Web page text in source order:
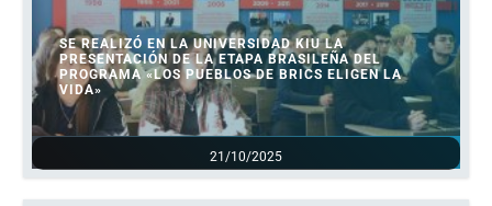
21/10/2025
SE REALIZÓ EN LA UNIVERSIDAD KIU LA
PRESENTACIÓN DE LA ETAPA BRASILEÑA DEL
PROGRAMA «LOS PUEBLOS DE BRICS ELIGEN LA
VIDA»